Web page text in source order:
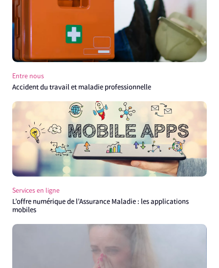
Entre nous
Accident du travail et maladie professionnelle
Services en ligne
L’offre numérique de l’Assurance Maladie : les applications
mobiles